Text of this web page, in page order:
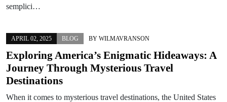
semplici…
APRIL 02, 2025 BLOG BY WILMAVRANSON
Exploring America’s Enigmatic Hideaways: A
Journey Through Mysterious Travel
Destinations
When it comes to mysterious travel destinations, the United States